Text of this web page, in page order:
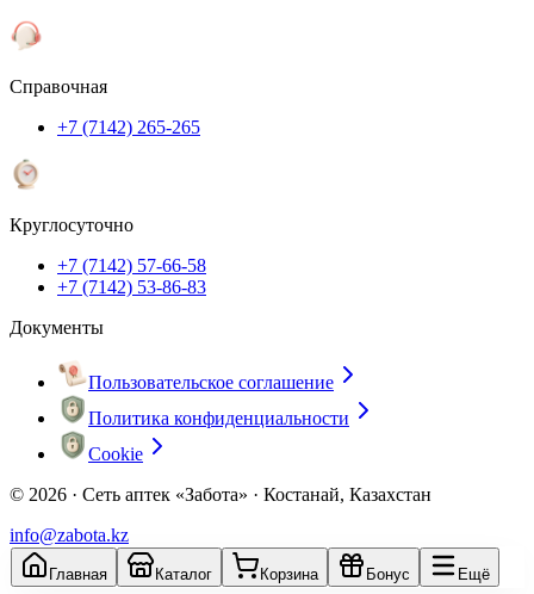
Справочная
+7 (7142) 265-265
Круглосуточно
+7 (7142) 57-66-58
+7 (7142) 53-86-83
Документы
Пользовательское соглашение
Политика конфиденциальности
Cookie
© 2026 · Сеть аптек «Забота» · Костанай, Казахстан
info@zabota.kz
Главная Каталог Корзина Бонус Ещё